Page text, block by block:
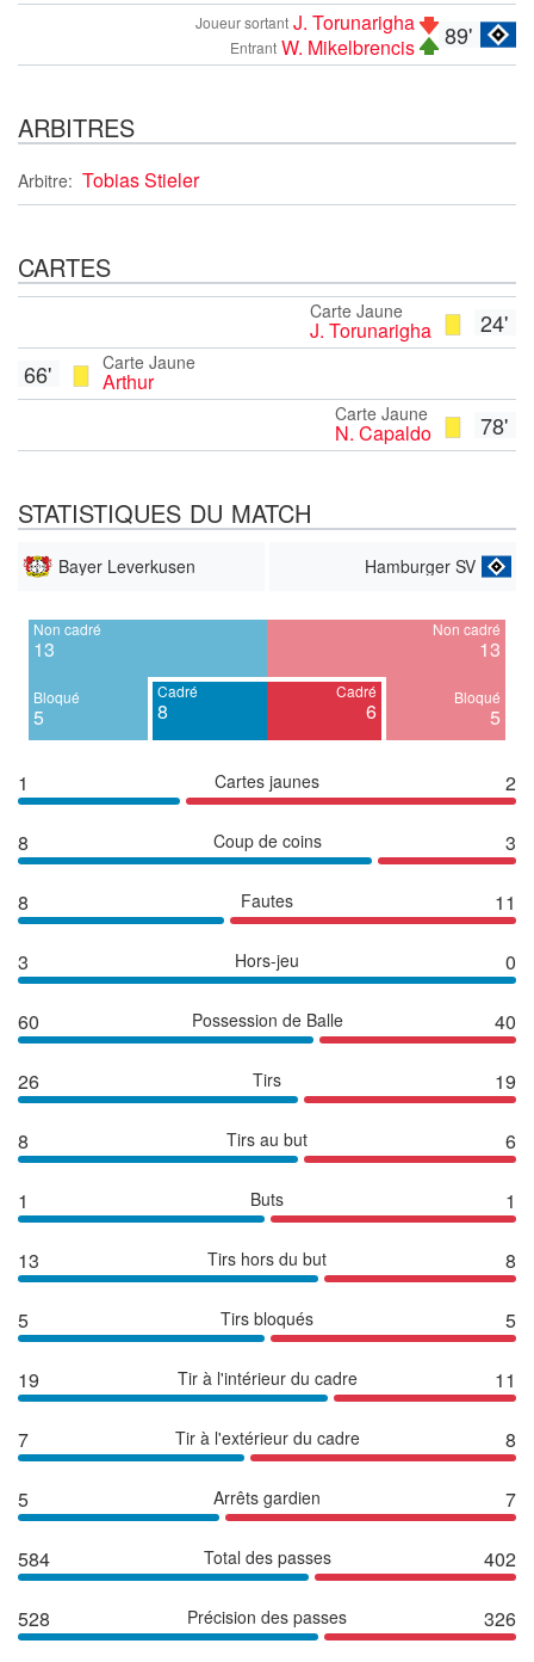
89'
Joueur sortant J. Torunarigha
Entrant W. Mikelbrencis
ARBITRES
Arbitre: Tobias Stieler
CARTES
24'
Carte Jaune
J. Torunarigha
Carte Jaune
Arthur
66'
78'
Carte Jaune
N. Capaldo
STATISTIQUES DU MATCH
Bayer Leverkusen Hamburger SV
Non cadré
13
Bloqué
5
Cadré
8
Cadré
6
Non cadré
13
Bloqué
5
1 Cartes jaunes 2
8 Coup de coins 3
8 Fautes 11
3 Hors-jeu 0
60 Possession de Balle 40
26 Tirs 19
8 Tirs au but 6
1 Buts 1
13 Tirs hors du but 8
5 Tirs bloqués 5
19 Tir à l'intérieur du cadre 11
7 Tir à l'extérieur du cadre 8
5 Arrêts gardien 7
584 Total des passes 402
528 Précision des passes 326